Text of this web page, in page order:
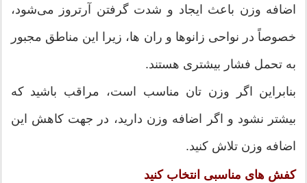
اضافه وزن باعث ایجاد و شدت گرفتن آرتروز می‌شود،
خصوصاً در نواحی زانوها و ران ها، زیرا این مناطق مجبور
به تحمل فشار بیشتری هستند.
بنابراین اگر وزن تان مناسب است، مراقب باشید که
بیشتر نشود و اگر اضافه وزن دارید، در جهت کاهش این
اضافه وزن تلاش کنید.
کفش های مناسبی انتخاب کنید